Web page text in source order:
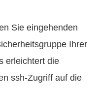
Sie eingehenden
Ihrer
erleichtert die
ssh-Zugriff auf die